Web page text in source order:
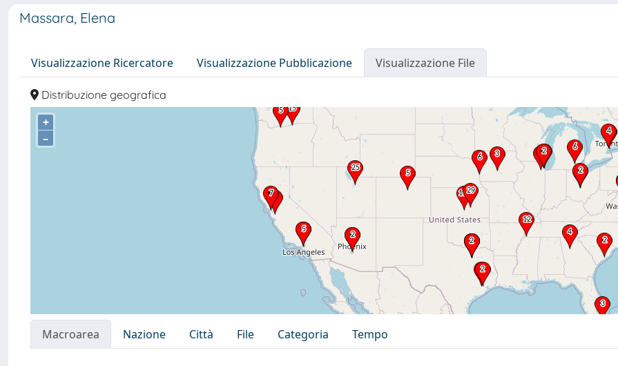
Massara, Elena
Visualizzazione Ricercatore Visualizzazione Pubblicazione Visualizzazione File
Distribuzione geografica
+
–
Macroarea Nazione Città File Categoria
Tempo